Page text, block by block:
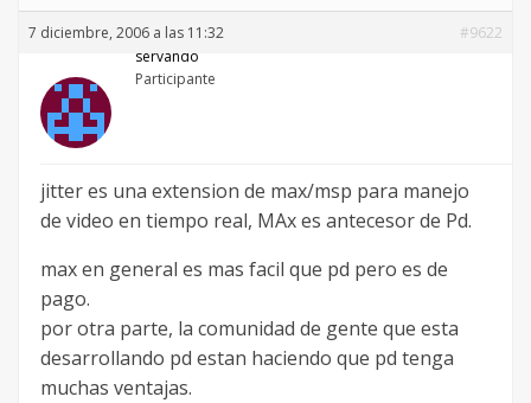
7 diciembre, 2006 a las 11:32
#9622
servando
Participante
jitter es una extension de max/msp para manejo
de video en tiempo real, MAx es antecesor de Pd.
max en general es mas facil que pd pero es de
pago.
por otra parte, la comunidad de gente que esta
desarrollando pd estan haciendo que pd tenga
muchas ventajas.